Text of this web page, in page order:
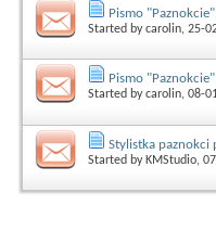
Pismo
Started bycarolin, 25-
Pismo
Started bycarolin, 08-
Stylistka paznokci
Started by KMStudio,